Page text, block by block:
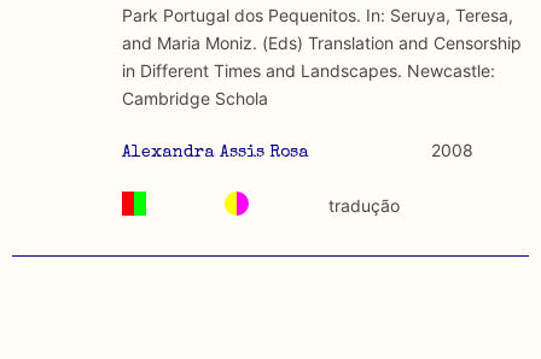
Os resultados obtidos podem ser exportados em formato
.csv para importação em programas de folha de cálculo
Park Portugal dos Pequenitos. In: Seruya, Teresa,
and Maria Moniz. (Eds) Translation and Censorship
in Different Times and Landscapes. Newcastle:
Cambridge Schola
Alexandra Assis Rosa 2008
tradução